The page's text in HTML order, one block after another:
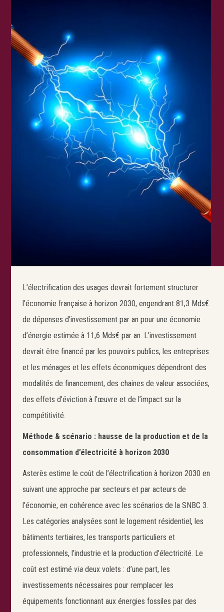
L’électrification des usages devrait fortement structurer
l’économie française à horizon 2030, engendrant 81,3 Mds€
de dépenses d’investissement par an pour une économie
d’énergie estimée à 11,6 Mds€ par an. L’investissement
devrait être financé par les pouvoirs publics, les entreprises
et les ménages et les effets économiques dépendront des
modalités de financement, des chaines de valeur associées,
des effets d’éviction à l’œuvre et de l’impact sur la
compétitivité.
Méthode & scénario : hausse de la production et de la
consommation d’électricité à horizon 2030
Asterès estime le coût de l’électrification à horizon 2030 en
suivant une approche par secteurs et par acteurs de
l’économie, en cohérence avec les scénarios de la SNBC 3.
Les catégories analysées sont le logement résidentiel, les
bâtiments tertiaires, les transports particuliers et
professionnels, l’industrie et la production d’électricité. Le
coût est estimé viadeux volets : d’une part, les
investissements nécessaires pour remplacer les
équipements fonctionnant aux énergies fossiles par des